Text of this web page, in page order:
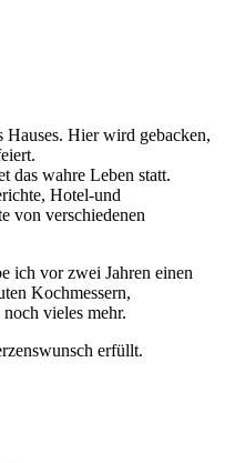
Hauses. Hier wird gebacken,
das wahre Leben statt.
Hotel-und
von verschiedenen
ich vor zwei Jahren einen
Kochmessern,
vieles mehr.
erfüllt.